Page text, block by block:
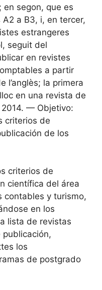
en segon, que es
a B3, i, en tercer,
estrangeres
seguit del
en revistes
a partir
l’anglès; la primera
en una revista de
2014. — Objetivo:
criterios de
de los
criterios de
científica del área
contables y turismo,
en los
lista de revistas
los
de postgrado